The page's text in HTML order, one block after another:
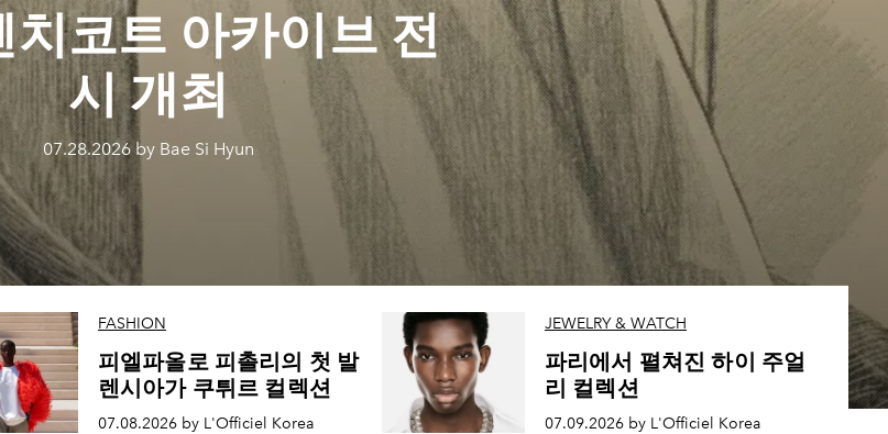
치코트 아카이브 전
시 개최
07.28.2026 by Bae Si Hyun
FASHION
피엘파올로 피촐리의 첫 발
렌시아가 쿠튀르 컬렉션
07.08.2026 by L'Officiel Korea
JEWELRY & WATCH
파리에서 펼쳐진 하이 주얼
리 컬렉션
07.09.2026 by L'Officiel Korea